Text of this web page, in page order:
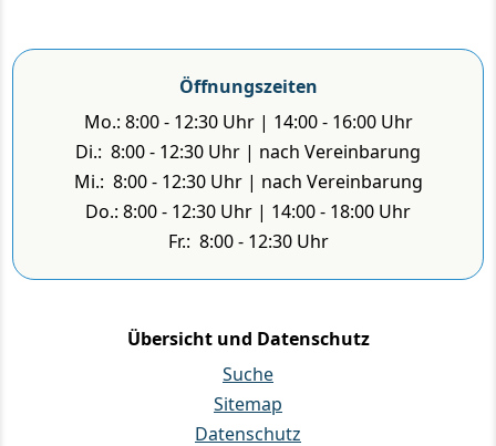
Öffnungszeiten
Mo.: 8:00 - 12:30 Uhr | 14:00 - 16:00 Uhr
Di.: 8:00 - 12:30 Uhr | nach Vereinbarung
Mi.: 8:00 - 12:30 Uhr | nach Vereinbarung
Do.: 8:00 - 12:30 Uhr | 14:00 - 18:00 Uhr
Fr.: 8:00 - 12:30 Uhr
Übersicht und Datenschutz
Suche
Sitemap
Datenschutz